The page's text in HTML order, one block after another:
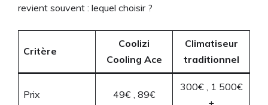
revient souvent : lequel choisir ?
Critère
Coolizi
Cooling Ace
Climatiseur
traditionnel
Prix 49€ , 89€
300€ , 1 500€